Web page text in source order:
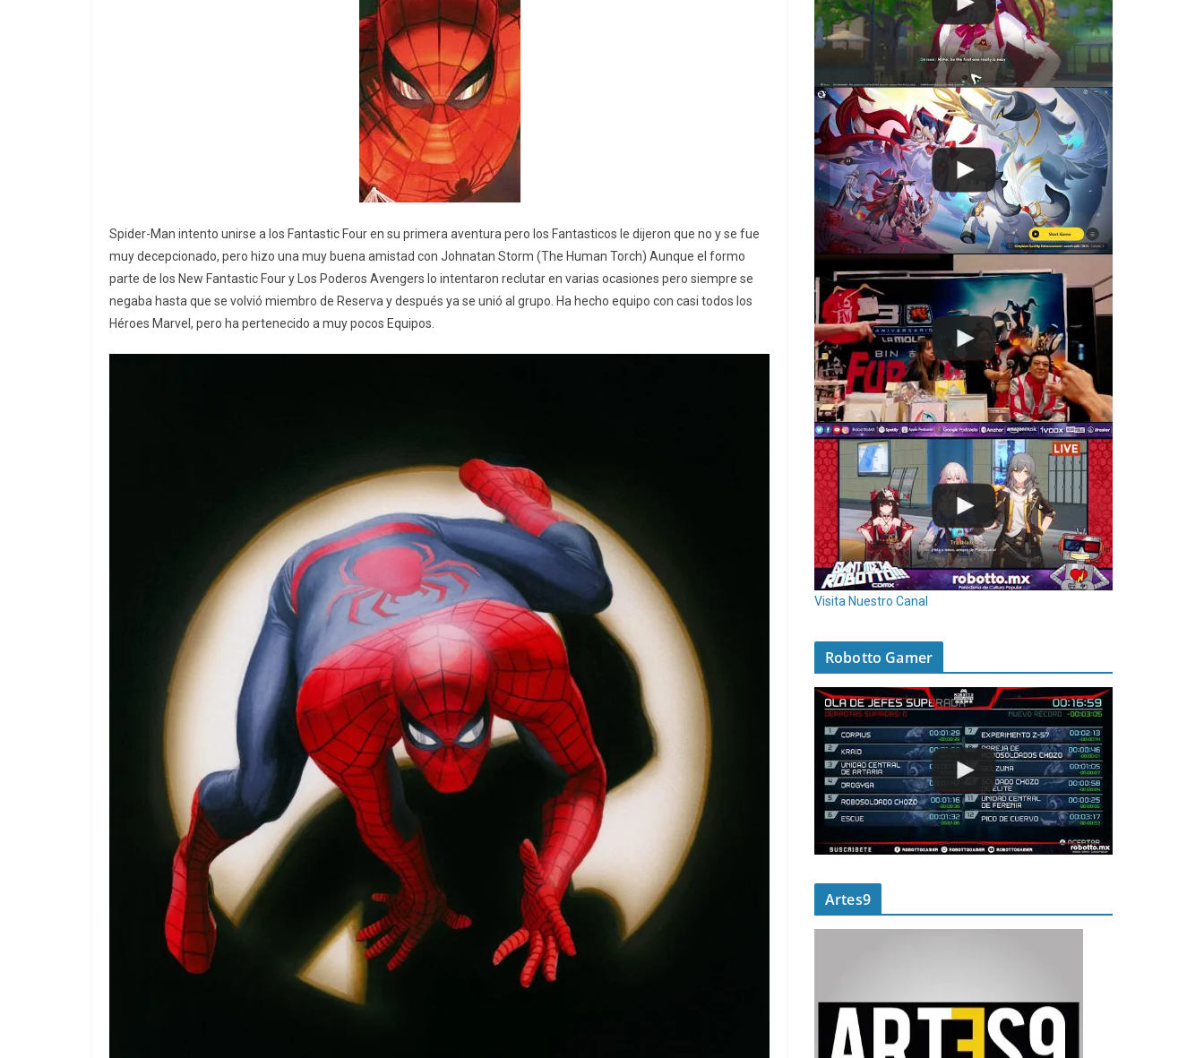
Spider-Man intento unirse a los Fantastic Four en su primera aventura pero los Fantasticos le dijeron que no y se fue
muy decepcionado, pero hizo una muy buena amistad con Johnatan Storm (The Human Torch) Aunque el formo
parte de los New Fantastic Four y Los Poderos Avengers lo intentaron reclutar en varias ocasiones pero siempre se
negaba hasta que se volvió miembro de Reserva y después ya se unió al grupo. Ha hecho equipo con casi todos los
Héroes Marvel, pero ha pertenecido a muy pocos Equipos.
Visita Nuestro Canal
Robotto Gamer
Artes9